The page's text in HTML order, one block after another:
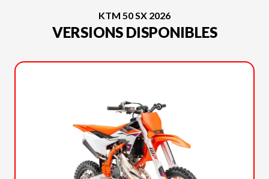
KTM 50 SX 2026
VERSIONS DISPONIBLES